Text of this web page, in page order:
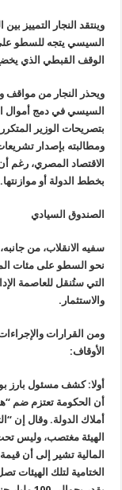
وينتقد النجار التمييز
السيسي يتجه للسطو
الوقف القبطي الذي
ويحذر النجار من مواقف
السيسي في دمج أموال
بتصريحات الوزير
ومطالبته بإصدار
الاقتصاد المصري،
بخطط الدولة أو موازنتها.
الصندوق السيادي
سفيه الانقلاب، من
نحو السطو على مئات
التي ستُنقل للعاصمة
والاستثمار .
ومن القرارات
الأوقاف:
أن الحكومة تعتزم ضم
أملاك الدولة. وقال إن
الهيئة مغتصب، وليس
المالية تشير إلى أن
الختامية لتلك الهيئات